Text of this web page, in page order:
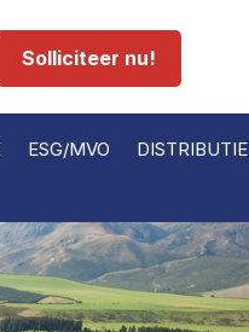
Solliciteer nu!
ESG/MVO DISTRIBUTIE